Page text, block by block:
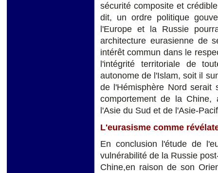
sécurité composite et
dit, un ordre politique
l'Europe et la Russie
architecture eurasienne de
intérêt commun dans le
l'intégrité territoriale de
autonome de l'Islam, soit il
de l'Hémisphère Nord serait
comportement de la Chine,
l'Asie du Sud et de l'Asie-
L'eurasisme comme
En conclusion l'étude de
vulnérabilité de la Russie
Chine,en raison de son